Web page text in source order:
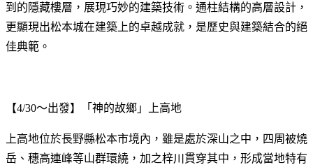
到的隱藏樓層，展現巧妙的建築技術。通柱結構的高層設計，
更顯現出松本城在建築上的卓越成就，是歷史與建築結合的絕
佳典範。
【4/30～出發】「神的故鄉」上高地
上高地位於長野縣松本市境內，雖是處於深山之中，四周被燒
岳、穗高連峰等山群環繞，加之梓川貫穿其中，形成當地特有